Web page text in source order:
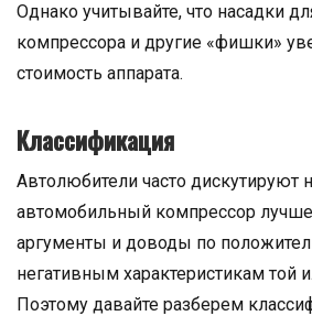
Однако учитывайте, что насадки
компрессора и другие «фишки»
стоимость аппарата.
Классификация
Автолюбители часто дискутируют
автомобильный компрессор
аргументы и доводы по
негативным характеристикам той
Поэтому давайте разберем